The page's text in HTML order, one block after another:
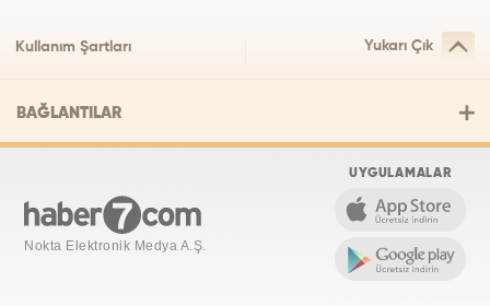
Kullanım Şartları Yukarı Çık
BAĞLANTILAR
Nokta Elektronik Medya A.Ş.
UYGULAMALAR